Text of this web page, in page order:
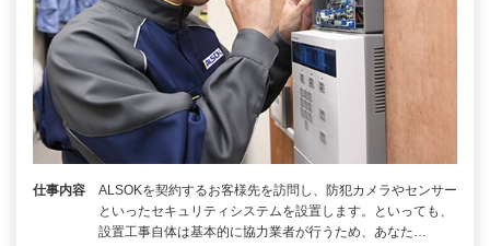
仕事内容
ALSOKを契約するお客様先を訪問し、防犯カメラやセンサー
といったセキュリティシステムを設置します。といっても、
設置工事自体は基本的に協力業者が行うため、あなた…